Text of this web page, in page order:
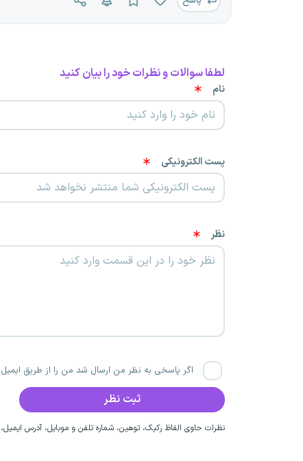
لطفا سوالات و نظرات خود را بیان کنید
نام
پست الکترونیکی
نظر
اگر پاسخی به نظر من ارسال شد من را از طریق ایمیل
نظرات حاوی الفاظ رکیک، توهین، شماره تلفن و موبایل، آدرس